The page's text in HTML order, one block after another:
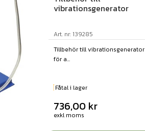
vibrationsgenerator
Art. nr: 139285
Tillbehör till vibrationsgenerator
för a...
Fåtal i lager
736,00 kr
exkl moms